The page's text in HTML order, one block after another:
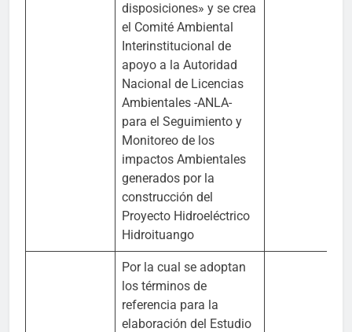
disposiciones» y se crea
el Comité Ambiental
Interinstitucional de
apoyo a la Autoridad
Nacional de Licencias
Ambientales -ANLA-
para el Seguimiento y
Monitoreo de los
impactos Ambientales
generados por la
construcción del
Proyecto Hidroeléctrico
Hidroituango
Por la cual se adoptan
los términos de
referencia para la
elaboración del Estudio